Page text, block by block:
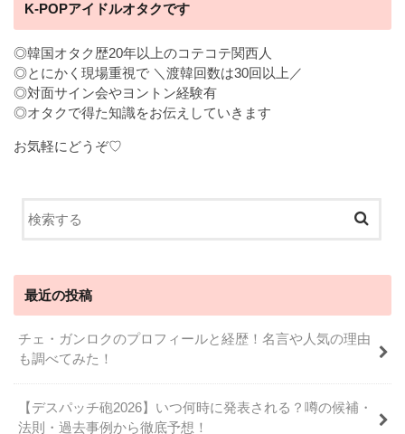
K-POPアイドルオタクです
◎韓国オタク歴20年以上のコテコテ関西人
◎とにかく現場重視で ＼渡韓回数は30回以上／
◎対面サイン会やヨントン経験有
◎オタクで得た知識をお伝えしていきます
お気軽にどうぞ♡
最近の投稿
チェ・ガンロクのプロフィールと経歴！名言や人気の理由
も調べてみた！
【デスパッチ砲2026】いつ何時に発表される？噂の候補・
法則・過去事例から徹底予想！